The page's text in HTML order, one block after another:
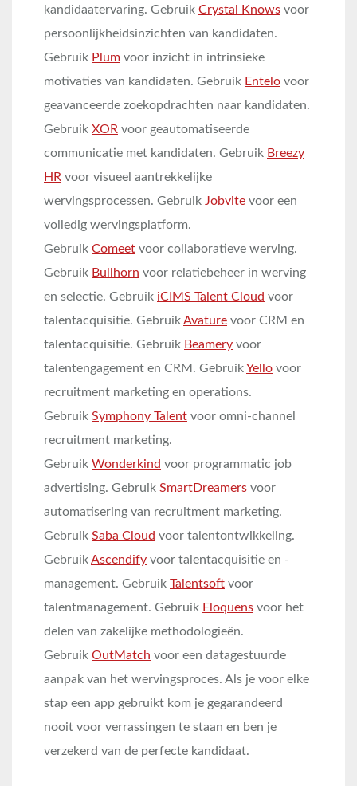
kandidaatervaring. Gebruik Crystal Knows voor
persoonlijkheidsinzichten van kandidaten.
Gebruik Plum voor inzicht in intrinsieke
motivaties van kandidaten. Gebruik Entelo voor
geavanceerde zoekopdrachten naar kandidaten.
Gebruik XOR voor geautomatiseerde
communicatie met kandidaten. Gebruik Breezy
HR voor visueel aantrekkelijke
wervingsprocessen. Gebruik Jobvite voor een
volledig wervingsplatform.
Gebruik Comeet voor collaboratieve werving.
Gebruik Bullhorn voor relatiebeheer in werving
en selectie. Gebruik iCIMS Talent Cloud voor
talentacquisitie. GebruikAvature voor CRM en
talentacquisitie. Gebruik Beamery voor
talentengagement en CRM. GebruikYello voor
recruitment marketing en operations.
Gebruik Symphony Talent voor omni-channel
recruitment marketing.
Gebruik Wonderkind voor programmatic job
advertising. Gebruik SmartDreamers voor
automatisering van recruitment marketing.
Gebruik Saba Cloud voor talentontwikkeling.
GebruikAscendify voor talentacquisitie en -
management. Gebruik Talentsoft voor
talentmanagement. Gebruik Eloquens voor het
delen van zakelijke methodologieën.
Gebruik OutMatch voor een datagestuurde
aanpak van het wervingsproces. Als je voor elke
stap een app gebruikt kom je gegarandeerd
nooit voor verrassingen te staan en ben je
verzekerd van de perfecte kandidaat.